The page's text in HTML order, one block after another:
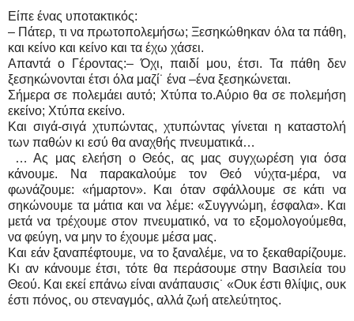
Είπε ένας υποτακτικός:
– Πάτερ, τι να πρωτοπολεμήσω; Ξεσηκώθηκαν όλα τα πάθη,
και κείνο και κείνο και τα έχω χάσει.
Απαντά ο Γέροντας:– Όχι, παιδί μου, έτσι. Τα πάθη δεν
ξεσηκώνονται έτσι όλα μαζί˙ ένα –ένα ξεσηκώνεται.
Σήμερα σε πολεμάει αυτό; Χτύπα το.Αύριο θα σε πολεμήση
εκείνο; Χτύπα εκείνο.
Και σιγά-σιγά χτυπώντας, χτυπώντας γίνεται η καταστολή
των παθών κι εσύ θα αναχθής πνευματικά…
… Ας μας ελεήση ο Θεός, ας μας συγχωρέση για όσα
κάνουμε. Να παρακαλούμε τον Θεό νύχτα-μέρα, να
φωνάζουμε: «ήμαρτον». Και όταν σφάλλουμε σε κάτι να
σηκώνουμε τα μάτια και να λέμε: «Συγγνώμη, έσφαλα». Και
μετά να τρέχουμε στον πνευματικό, να το εξομολογούμεθα,
να φεύγη, να μην το έχουμε μέσα μας.
Και εάν ξαναπέφτουμε, να το ξαναλέμε, να το ξεκαθαρίζουμε.
Κι αν κάνουμε έτσι, τότε θα περάσουμε στην Βασιλεία του
Θεού. Και εκεί επάνω είναι ανάπαυσις˙ «Ουκ έστι θλίψις, ουκ
έστι πόνος, ου στεναγμός, αλλά ζωή ατελεύτητος.